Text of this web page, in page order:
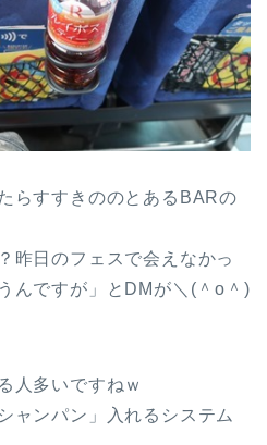
らすすきののとあるBARの
昨日のフェスで会えなかっ
んですが」とDMが＼(＾o＾)
人多いですねｗ
ャンパン」入れるシステム